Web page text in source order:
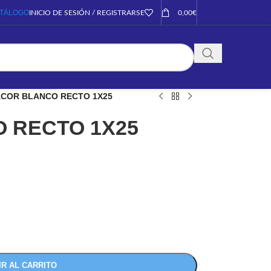
INICIO DE SESIÓN / REGISTRARSE 0,00€
BLANCO RECTO 1X25
RECTO 1X25
AL CARRITO